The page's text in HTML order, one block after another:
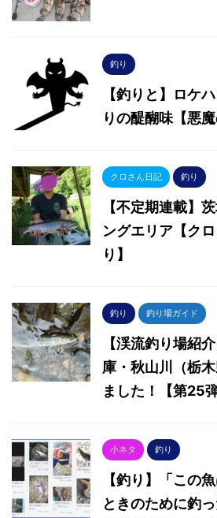
釣り
【釣りと】ロケ
りの醍醐味【悪魔
クロさん日記 釣り
【不定期連載】
ングエリア【ク
り】
釣り 釣り場ガイド
【渓流釣り場紹
庫・秋山川（栃
ました！【第25弾
小ネタ 釣り
【釣り】「この
ときのために釣